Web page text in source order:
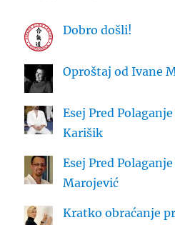
Dobro došli!
Oproštaj od Ivane
Esej Pred
Karišik
Esej Pred
Marojević
Kratko obraćanje